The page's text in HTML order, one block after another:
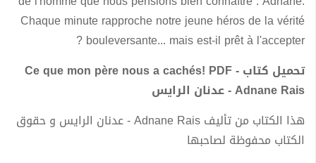
Chaque minute rapproche notre jeune héros de la vérité
bouleversante... mais est-il prêt à l'accepter ?
تحميل كتاب Ce que mon père nous a cachés! PDF -
Adnane Rais - عدنان الرايس
هذا الكتاب من تأليف Adnane Rais - عدنان الرايس و حقوق
الكتاب محفوظة لصاحبها